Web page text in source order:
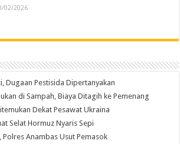
02/2026
Dugaan Pestisida Dipertanyakan
di Sampah, Biaya Ditagih ke Pemenang
Dekat Pesawat Ukraina
Selat Hormuz Nyaris Sepi
Anambas Usut Pemasok